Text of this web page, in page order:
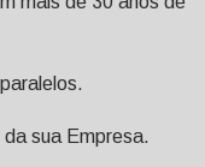
sua Empresa.